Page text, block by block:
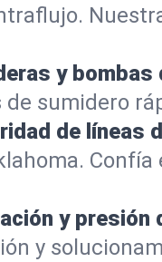
y bombas
sumidero
de líneas
y presión
y